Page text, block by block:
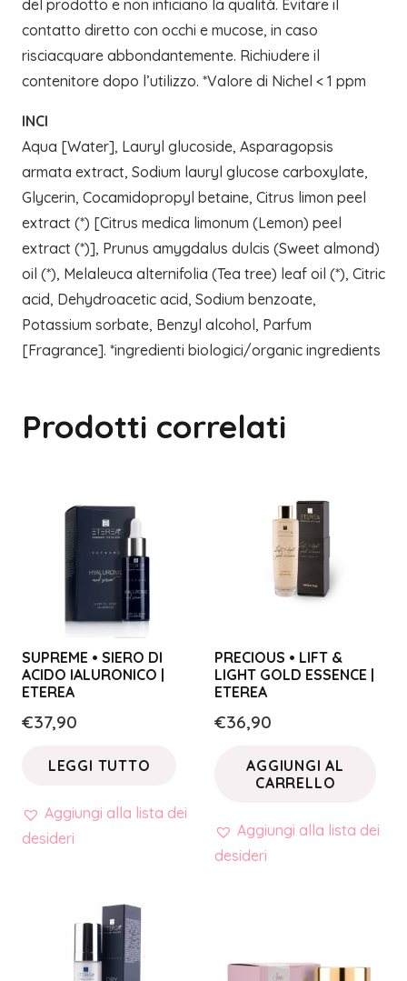
del prodotto e non inficiano la qualità. Evitare il
contatto diretto con occhi e mucose, in caso
risciacquare abbondantemente. Richiudere il
contenitore dopo l’utilizzo. *Valore di Nichel < 1 ppm
INCI
Aqua [Water], Lauryl glucoside, Asparagopsis
armata extract, Sodium lauryl glucose carboxylate,
Glycerin, Cocamidopropyl betaine, Citrus limon peel
extract (*) [Citrus medica limonum (Lemon) peel
extract (*)], Prunus amygdalus dulcis (Sweet almond)
oil (*), Melaleuca alternifolia (Tea tree) leaf oil (*), Citric
acid, Dehydroacetic acid, Sodium benzoate,
Potassium sorbate, Benzyl alcohol, Parfum
[Fragrance]. *ingredienti biologici/organic ingredients
Prodotti correlati
SUPREME • SIERO DI
ACIDO IALURONICO |
ETEREA
€37,90
LEGGI TUTTO
Aggiungi alla lista dei
desideri
PRECIOUS • LIFT &
LIGHT GOLD ESSENCE |
ETEREA
€36,90
AGGIUNGI AL
CARRELLO
Aggiungi alla lista dei
desideri